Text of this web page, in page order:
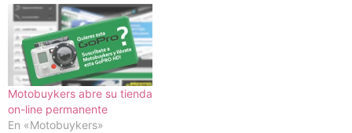
Motobuykers abre su tienda
on-line permanente
En «Motobuykers»